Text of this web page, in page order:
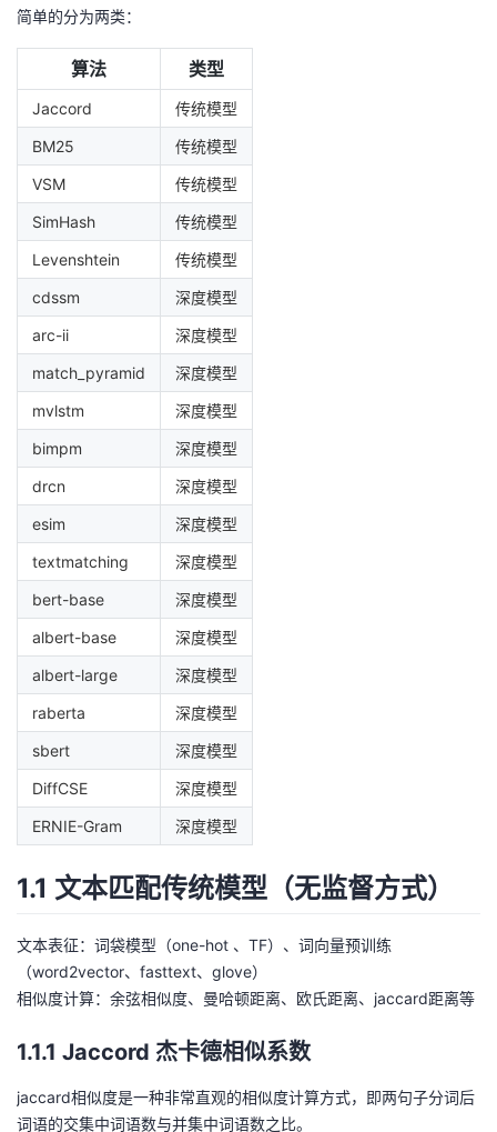
简单的分为两类：
算法 类型
Jaccord
传统模型
BM25
传统模型
VSM
传统模型
SimHash
传统模型
Levenshtein
传统模型
cdssm
深度模型
arc-ii
深度模型
match_pyramid
深度模型
mvlstm
深度模型
bimpm
深度模型
drcn
深度模型
esim
深度模型
textmatching
深度模型
bert-base
深度模型
albert-base
深度模型
albert-large
深度模型
raberta
深度模型
sbert
深度模型
DiffCSE
深度模型
ERNIE-Gram
深度模型
1.1 文本匹配传统模型（无监督方式）
文本表征：词袋模型（one-hot 、TF）、词向量预训练
（word2vector、fasttext、glove）
相似度计算：余弦相似度、曼哈顿距离、欧氏距离、jaccard距离等
1.1.1 Jaccord 杰卡德相似系数
jaccard相似度是一种非常直观的相似度计算方式，即两句子分词后
词语的交集中词语数与并集中词语数之比。